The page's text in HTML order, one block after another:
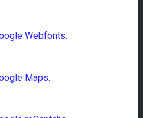
Webfonts.
Maps.